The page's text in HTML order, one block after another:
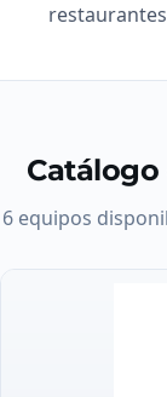
6 equipos